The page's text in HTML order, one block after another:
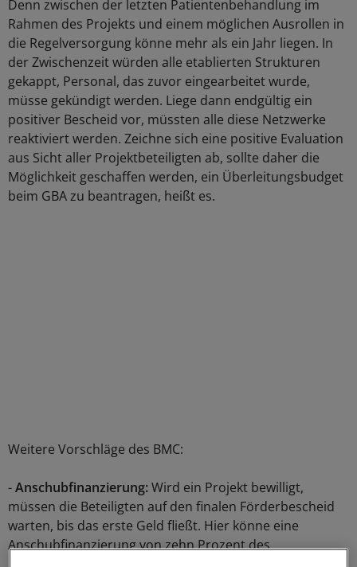
Denn zwischen der letzten Patientenbehandlung im
Rahmen des Projekts und einem möglichen Ausrollen in
die Regelversorgung könne mehr als ein Jahr liegen. In
der Zwischenzeit würden alle etablierten Strukturen
gekappt, Personal, das zuvor eingearbeitet wurde,
müsse gekündigt werden. Liege dann endgültig ein
positiver Bescheid vor, müssten alle diese Netzwerke
reaktiviert werden. Zeichne sich eine positive Evaluation
aus Sicht aller Projektbeteiligten ab, sollte daher die
Möglichkeit geschaffen werden, ein Überleitungsbudget
beim GBA zu beantragen, heißt es.
Weitere Vorschläge des BMC:
-Anschubfinanzierung:Wird ein Projekt bewilligt,
müssen die Beteiligten auf den finalen Förderbescheid
warten, bis das erste Geld fließt. Hier könne eine
Anschubfinanzierung von zehn Prozent des